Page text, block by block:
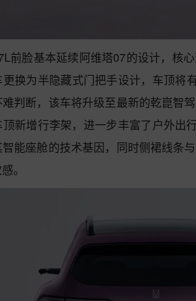
前脸基本延续阿维塔07的设计，核
换为半隐藏式门把手设计，车顶将
判断，该车将升级至最新的乾崑智
顶新增行李架，进一步丰富了户外出
能座舱的技术基因，同时侧裙线条
。